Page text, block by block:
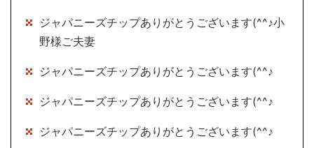
ジャパニーズチップありがとうございます(^^♪小
野様ご夫妻
ジャパニーズチップありがとうございます(^^♪
ジャパニーズチップありがとうございます(^^♪
ジャパニーズチップありがとうございます(^^♪